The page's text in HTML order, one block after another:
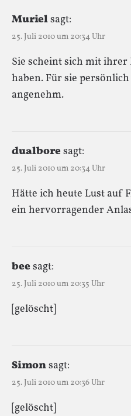
Murielsagt:
25. Juli 2010 um 20:34 Uhr
Sie scheint sich mit
haben. Für sie
angenehm.
dualboresagt:
25. Juli 2010 um 20:34 Uhr
Hätte ich heute Lust auf
ein hervorragender
beesagt:
25. Juli 2010 um 20:35 Uhr
[gelöscht]
Simonsagt:
25. Juli 2010 um 20:36 Uhr
[gelöscht]